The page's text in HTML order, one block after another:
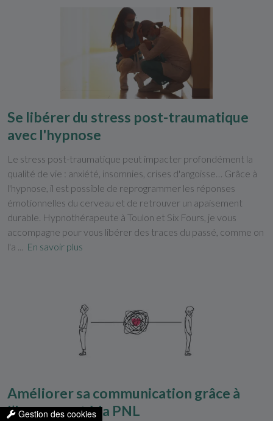
Se libérer du stress post-traumatique
avec l'hypnose
Le stress post-traumatique peut impacter profondément la
qualité de vie : anxiété, insomnies, crises d'angoisse… Grâce à
l'hypnose, il est possible de reprogrammer les réponses
émotionnelles du cerveau et de retrouver un apaisement
durable. Hypnothérapeute à Toulon et Six Fours, je vous
accompagne pour vous libérer des traces du passé, comme on
l'a ...
En savoir plus
Améliorer sa communication grâce à
l’hypnose et à la PNL
Gestion des cookies